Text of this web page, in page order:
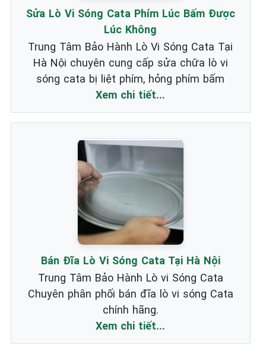
Sửa Lò Vi Sóng Cata Phím Lúc Bấm Được
Lúc Không
Trung Tâm Bảo Hành Lò Vi Sóng Cata Tại
Hà Nội chuyên cung cấp sửa chữa lò vi
sóng cata bị liệt phím, hỏng phím bấm
Xem chi tiết...
Bán Đĩa Lò Vi Sóng Cata Tại Hà Nội
Trung Tâm Bảo Hành Lò vi Sóng Cata
Chuyên phân phối bán đĩa lò vi sóng Cata
chính hãng.
Xem chi tiết...